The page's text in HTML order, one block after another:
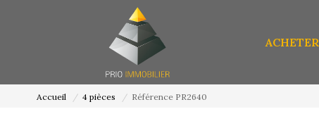
ACHETER
Accueil 4 pièces Référence PR2640